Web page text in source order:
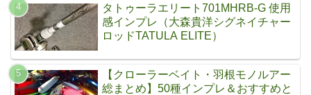
タトゥーラエリート701MHRB-G 使用
感インプレ（大森貴洋シグネイチャー
ロッドTATULA ELITE）
【クローラーベイト・羽根モノルアー
総まとめ】50種インプレ＆おすすめと